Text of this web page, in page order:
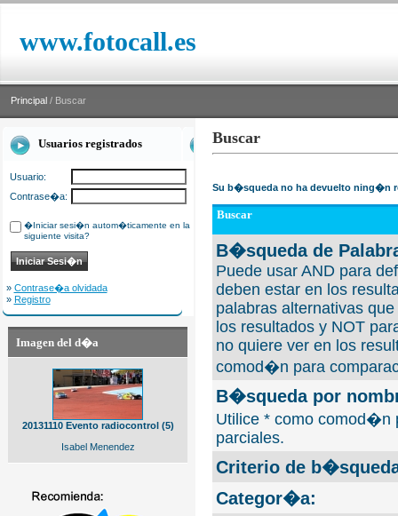
www.fotocall.es
Principal / Buscar
Usuarios registrados
Usuario:
Contrase�a:
�Iniciar sesi�n autom�ticamente en la
siguiente visita?
» Contrase�a olvidada
» Registro
Imagen del d�a
20131110 Evento radiocontrol (5)
Isabel Menendez
Buscar
Su b�squeda no ha devuelto ning�n
Buscar
B�squeda de
Puede usar AND para
deben estar en los
palabras alternativas
los resultados y NOT
no quiere ver en los
comod�n para
B�squeda por
Utilice * como comod�n
parciales.
Criterio de
Categor�a: